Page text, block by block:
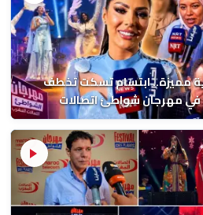
مميزة.. ابتسام تسكت تخطف
في مهرجان شواطئ اتصالات